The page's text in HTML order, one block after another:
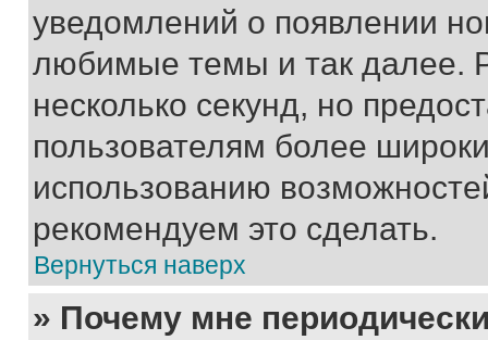
уведомлений о появлении
любимые темы и так далее.
несколько секунд, но
пользователям более
использованию
рекомендуем это сделать.
Вернуться наверх
» Почему мне